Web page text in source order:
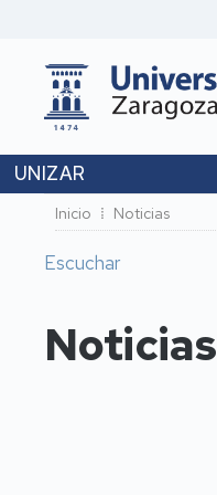
UNIZAR
Ruta
de
navegación
Inicio Noticias
Escuchar
Noticias